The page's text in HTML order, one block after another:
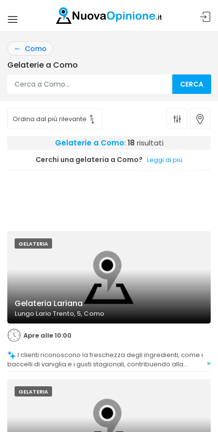
Como
Gelaterie a Como
CERCA
Gelaterie a Como: 18 risultati
Cerchi una gelateria a Como? Leggi di più
GELATERIA
Gelateria Lariana
Lungo Lario Trento, 5, Como
Apre alle 10:00
baccelli di vaniglia e i gusti stagionali, contribuendo alla
»
GELATERIA